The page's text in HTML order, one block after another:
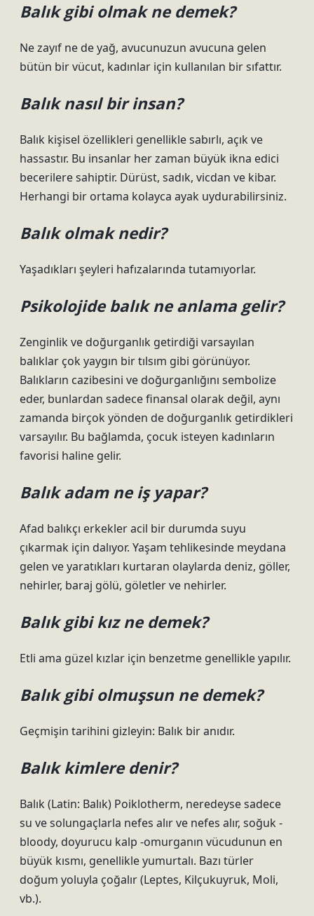
Balık gibi olmak ne demek?
Ne zayıf ne de yağ, avucunuzun avucuna gelen
bütün bir vücut, kadınlar için kullanılan bir sıfattır.
Balık nasıl bir insan?
Balık kişisel özellikleri genellikle sabırlı, açık ve
hassastır. Bu insanlar her zaman büyük ikna edici
becerilere sahiptir. Dürüst, sadık, vicdan ve kibar.
Herhangi bir ortama kolayca ayak uydurabilirsiniz.
Balık olmak nedir?
Yaşadıkları şeyleri hafızalarında tutamıyorlar.
Psikolojide balık ne anlama gelir?
Zenginlik ve doğurganlık getirdiği varsayılan
balıklar çok yaygın bir tılsım gibi görünüyor.
Balıkların cazibesini ve doğurganlığını sembolize
eder, bunlardan sadece finansal olarak değil, aynı
zamanda birçok yönden de doğurganlık getirdikleri
varsayılır. Bu bağlamda, çocuk isteyen kadınların
favorisi haline gelir.
Balık adam ne iş yapar?
Afad balıkçı erkekler acil bir durumda suyu
çıkarmak için dalıyor. Yaşam tehlikesinde meydana
gelen ve yaratıkları kurtaran olaylarda deniz, göller,
nehirler, baraj gölü, göletler ve nehirler.
Balık gibi kız ne demek?
Etli ama güzel kızlar için benzetme genellikle yapılır.
Balık gibi olmuşsun ne demek?
Geçmişin tarihini gizleyin: Balık bir anıdır.
Balık kimlere denir?
Balık (Latin: Balık) Poiklotherm, neredeyse sadece
su ve solungaçlarla nefes alır ve nefes alır, soğuk -
bloody, doyurucu kalp -omurganın vücudunun en
büyük kısmı, genellikle yumurtalı. Bazı türler
doğum yoluyla çoğalır (Leptes, Kilçukuyruk, Moli,
vb.).